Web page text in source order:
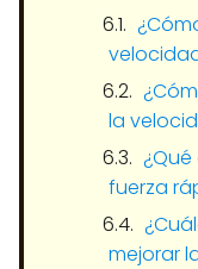
la
fuerza
mejorar